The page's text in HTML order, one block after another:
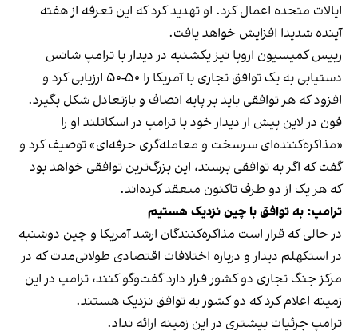
ایالات متحده اعمال کرد. او تهدید کرد که این تعرفه از هفته
آینده شدیدا افزایش خواهد یافت.
رییس کمیسیون اروپا نیز یکشنبه در دیدار با ترامپ شانس
دستیابی به یک توافق تجاری با آمریکا را ۵۰-۵۰ ارزیابی کرد و
افزود که هر توافقی باید بر پایه انصاف و بازتعادل شکل بگیرد.
فون در لاین پیش از دیدار خود با ترامپ در اسکاتلند او را
«مذاکره‌کننده‌ای سرسخت و معامله‌گری حرفه‌ای» توصیف کرد و
گفت که اگر به توافقی برسند، این بزرگ‌ترین توافقی خواهد بود
که هر یک از دو طرف تاکنون منعقد کرده‌اند.
ترامپ: به توافق با چین نزدیک هستیم
در حالی که قرار است مذاکره‌کنندگان ارشد آمریکا و چین دوشنبه
در استکهلم دیدار و درباره اختلافات اقتصادی طولانی‌مدت که در
مرکز جنگ تجاری دو کشور قرار دارد گفت‌وگو کنند، ترامپ در این
زمینه اعلام کرد که دو کشور به توافق نزدیک هستند.
ترامپ جزئیات بیشتری در این زمینه ارائه نداد.